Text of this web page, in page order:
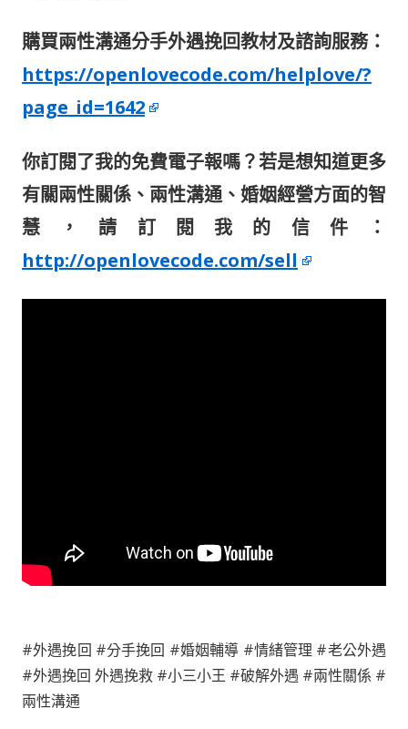
購買兩性溝通分手外遇挽回教材及諮詢服務：
https://openlovecode.com/helplove/?
page_id=1642
你訂閱了我的免費電子報嗎？若是想知道更多
有關兩性關係、兩性溝通、婚姻經營方面的智
慧，請訂閱我的信件：
http://openlovecode.com/sell
#外遇挽回 #分手挽回 #婚姻輔導 #情緒管理 #老公外遇
#外遇挽回 外遇挽救 #小三小王 #破解外遇 #兩性關係 #
兩性溝通